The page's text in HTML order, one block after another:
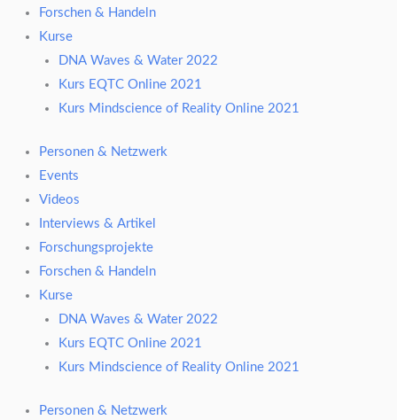
Forschen & Handeln
Kurse
DNA Waves & Water 2022
Kurs EQTC Online 2021
Kurs Mindscience of Reality Online 2021
Personen & Netzwerk
Events
Videos
Interviews & Artikel
Forschungsprojekte
Forschen & Handeln
Kurse
DNA Waves & Water 2022
Kurs EQTC Online 2021
Kurs Mindscience of Reality Online 2021
Personen & Netzwerk